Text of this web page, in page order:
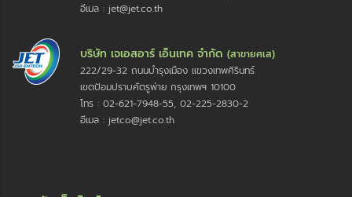
อีเมล : jet@jet.co.th
บริษัท เจเอสอาร์ เอ็นเทค จำกัด (สาขายศเส)
222/29-32 ถนนบำรุงเมือง แขวงเทพศิรินทร์
เขตป้อมปราบศัตรูพ่าย กรุงเทพฯ 10100
โทร : 02-621-7948-55, 02-225-2830-2
อีเมล : jetco@jet.co.th